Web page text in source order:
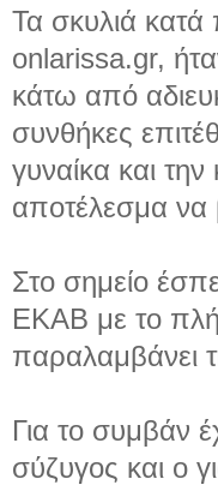
Τα σκυλιά κατά
οnlarissa.gr,
κάτω από
συνθήκες
γυναίκα και
αποτέλεσμα να
Στο σημείο
ΕΚΑΒ με το
παραλαμβάνει
Για το συμβάν
σύζυγος και ο